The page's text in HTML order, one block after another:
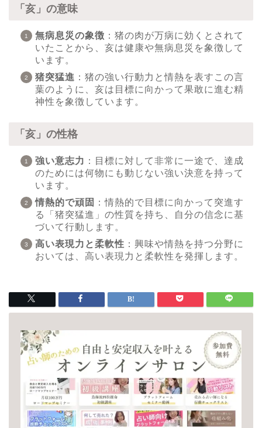
「亥」の意味
無病息災の象徴 ：猪の肉が万病に効くとされて
いたことから、亥は健康や無病息災を象徴して
います。
猪突猛進 ：猪の強い行動力と情熱を表すこの言
葉のように、亥は目標に向かって果敢に進む精
神性を象徴しています。
「亥」の性格
強い意志力 ：目標に対して非常に一途で、達成
のためには何物にも動じない強い決意を持って
います。
情熱的で頑固
：情熱的で目標に向かって突進す
る「猪突猛進」の性質を持ち、自分の信念に基
づいて行動します。
高い表現力と柔軟性 ：興味や情熱を持つ分野に
おいては、高い表現力と柔軟性を発揮します。